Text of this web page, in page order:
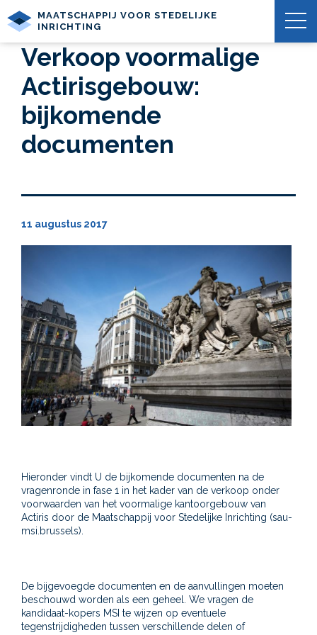
MAATSCHAPPIJ VOOR STEDELIJKE
INRICHTING
Verkoop voormalige
Actirisgebouw:
bijkomende
documenten
11 augustus 2017
Hieronder vindt U de bijkomende documenten na de
vragenronde in fase 1 in het kader van de verkoop onder
voorwaarden van het voormalige kantoorgebouw van
Actiris door de Maatschappij voor Stedelijke Inrichting (sau-
msi.brussels).
De bijgevoegde documenten en de aanvullingen moeten
beschouwd worden als een geheel. We vragen de
kandidaat-kopers MSI te wijzen op eventuele
tegenstrijdigheden tussen verschillende delen of